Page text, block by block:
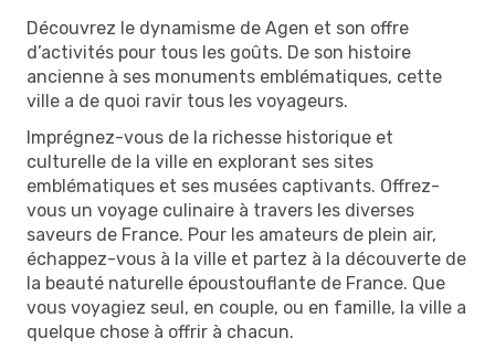
Découvrez le dynamisme de Agen et son offre
d’activités pour tous les goûts. De son histoire
ancienne à ses monuments emblématiques, cette
ville a de quoi ravir tous les voyageurs.
Imprégnez-vous de la richesse historique et
culturelle de la ville en explorant ses sites
emblématiques et ses musées captivants. Offrez-
vous un voyage culinaire à travers les diverses
saveurs de France. Pour les amateurs de plein air,
échappez-vous à la ville et partez à la découverte de
la beauté naturelle époustouflante de France. Que
vous voyagiez seul, en couple, ou en famille, la ville a
quelque chose à offrir à chacun.